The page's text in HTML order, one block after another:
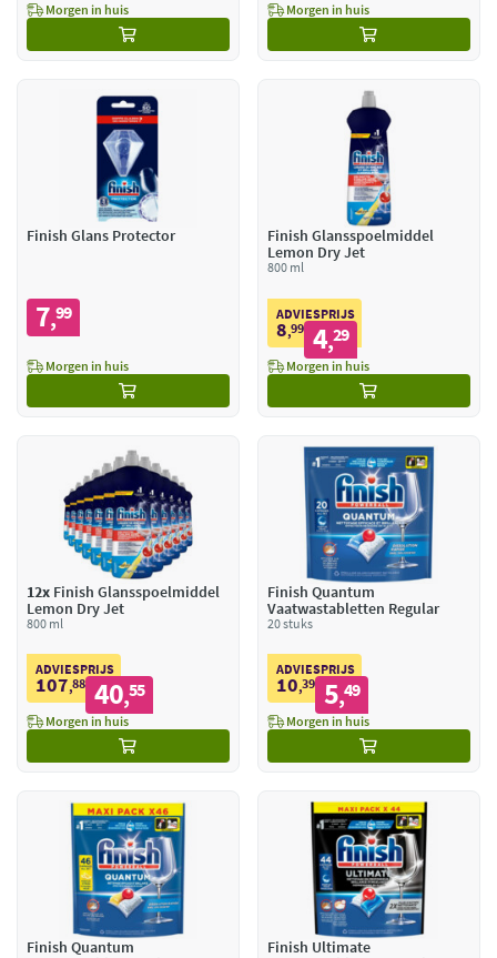
Morgen in huis Morgen in huis
Finish Glans Protector
7,99
Morgen in huis
Finish Glansspoelmiddel
Lemon Dry Jet
800 ml
ADVIESPRIJS
8,99 4,29
Morgen in huis
12x Finish Glansspoelmiddel
Lemon Dry Jet
800 ml
ADVIESPRIJS
107,88 40,55
Morgen in huis
Finish Quantum
Vaatwastabletten Regular
20 stuks
ADVIESPRIJS
10,39 5,49
Morgen in huis
Finish Quantum
Finish Ultimate